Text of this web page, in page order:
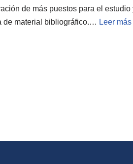
de más puestos para el estudio
de material bibliográfico.… Leer